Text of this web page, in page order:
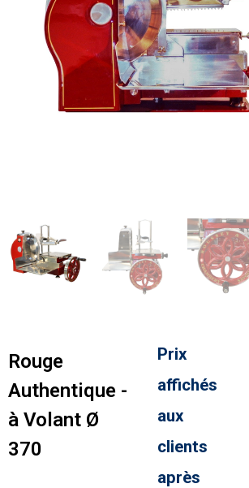
Rouge
Authentique -
à Volant Ø
370
Prix
affichés
aux
clients
après